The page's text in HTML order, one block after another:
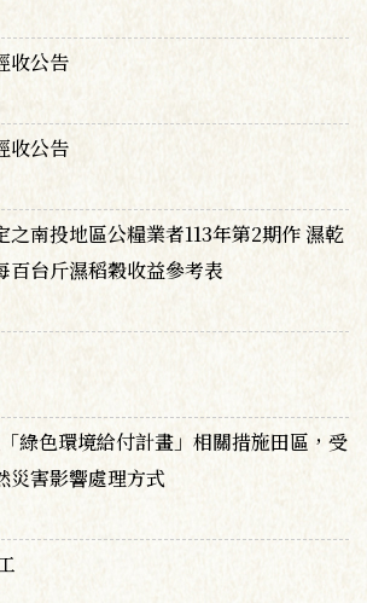
收公告
收公告
之南投地區公糧業者113年第2期作 濕乾
百台斤濕稻穀收益參考表
綠色環境給付計畫」相關措施田區，受
災害影響處理方式